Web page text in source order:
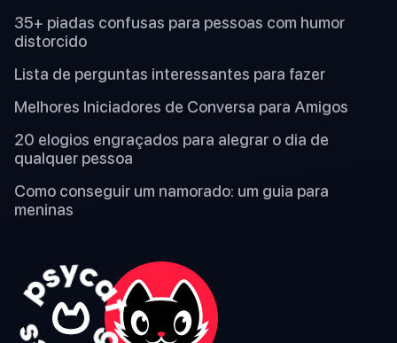
35+ piadas confusas para pessoas com humor
distorcido
Lista de perguntas interessantes para fazer
Melhores Iniciadores de Conversa para Amigos
20 elogios engraçados para alegrar o dia de
qualquer pessoa
Como conseguir um namorado: um guia para
meninas